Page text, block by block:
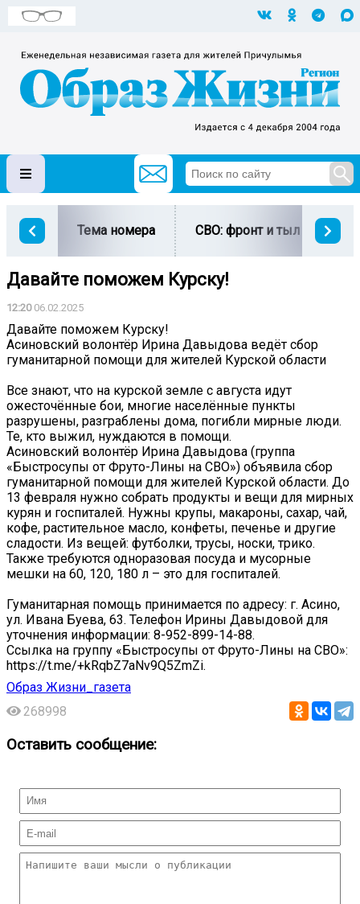
Тема номера СВО: фронт и тыл
Давайте поможем Курску!
12:2006.02.2025
Давайте поможем Курску!
Асиновский волонтёр Ирина Давыдова ведёт сбор
гуманитарной помощи для жителей Курской области
Все знают, что на курской земле с августа идут
ожесточённые бои, многие населённые пункты
разрушены, разграблены дома, погибли мирные люди.
Те, кто выжил, нуждаются в помощи.
Асиновский волонтёр Ирина Давыдова (группа
«Быстросупы от Фруто-Лины на СВО») объявила сбор
гуманитарной помощи для жителей Курской области. До
13 февраля нужно собрать продукты и вещи для мирных
курян и госпиталей. Нужны крупы, макароны, сахар, чай,
кофе, растительное масло, конфеты, печенье и другие
сладости. Из вещей: футболки, трусы, носки, трико.
Также требуются одноразовая посуда и мусорные
мешки на 60, 120, 180 л – это для госпиталей.
Гуманитарная помощь принимается по адресу: г. Асино,
ул. Ивана Буева, 63. Телефон Ирины Давыдовой для
уточнения информации: 8-952-899-14-88.
Ссылка на группу «Быстросупы от Фруто-Лины на СВО»:
https://t.me/+kRqbZ7aNv9Q5ZmZi.
Образ Жизни_газета
268998
Оставить сообщение: